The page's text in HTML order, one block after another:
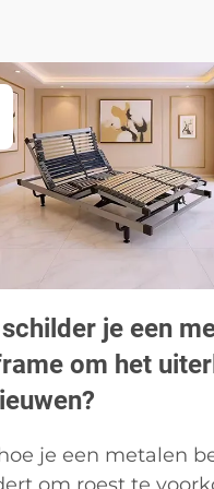
je een
om het
je een metalen